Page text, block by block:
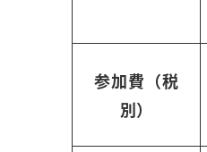
参加費（税
別）